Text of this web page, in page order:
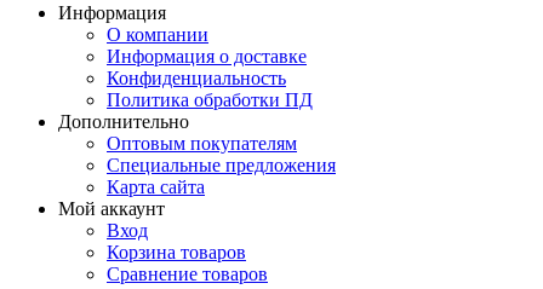
Информация
О компании
Информация о доставке
Конфиденциальность
Политика обработки ПД
Дополнительно
Оптовым покупателям
Специальные предложения
Карта сайта
Мой аккаунт
Вход
Корзина товаров
Сравнение товаров